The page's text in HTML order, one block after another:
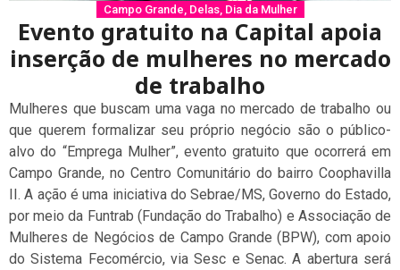
Campo Grande Delas, Dia da Mulher
Evento gratuito na Capital apoia
inserção de mulheres no mercado
de trabalho
Mulheres que buscam uma vaga no mercado de trabalho ou
que querem formalizar seu próprio negócio são o público-
alvo do “Emprega Mulher”, evento gratuito que ocorrerá em
Campo Grande, no Centro Comunitário do bairro Coophavilla
II. A ação é uma iniciativa do Sebrae/MS, Governo do Estado,
por meio da Funtrab (Fundação do Trabalho) e Associação de
Mulheres de Negócios de Campo Grande (BPW), com apoio
do Sistema Fecomércio, via Sesc e Senac. A abertura será